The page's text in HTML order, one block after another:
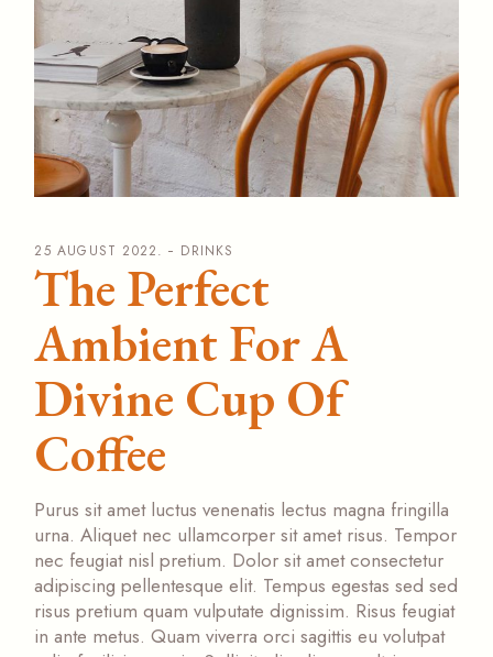
25 AUGUST 2022. DRINKS
The Perfect
Ambient For A
Divine Cup Of
Coffee
Purus sit amet luctus venenatis lectus magna fringilla
urna. Aliquet nec ullamcorper sit amet risus. Tempor
nec feugiat nisl pretium. Dolor sit amet consectetur
adipiscing pellentesque elit. Tempus egestas sed sed
risus pretium quam vulputate dignissim. Risus feugiat
in ante metus. Quam viverra orci sagittis eu volutpat